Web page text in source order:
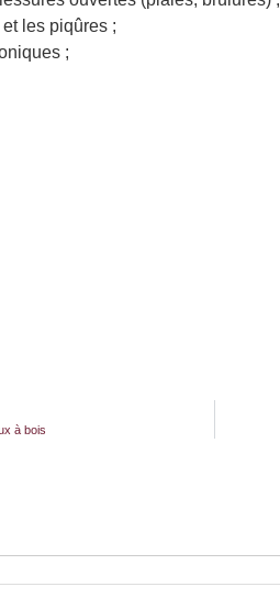
les piqûres ;
;
à bois